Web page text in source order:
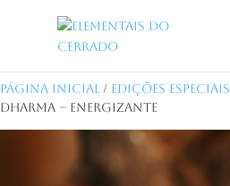
Página Inicial / Edições Especiais
Dharma – Energizante